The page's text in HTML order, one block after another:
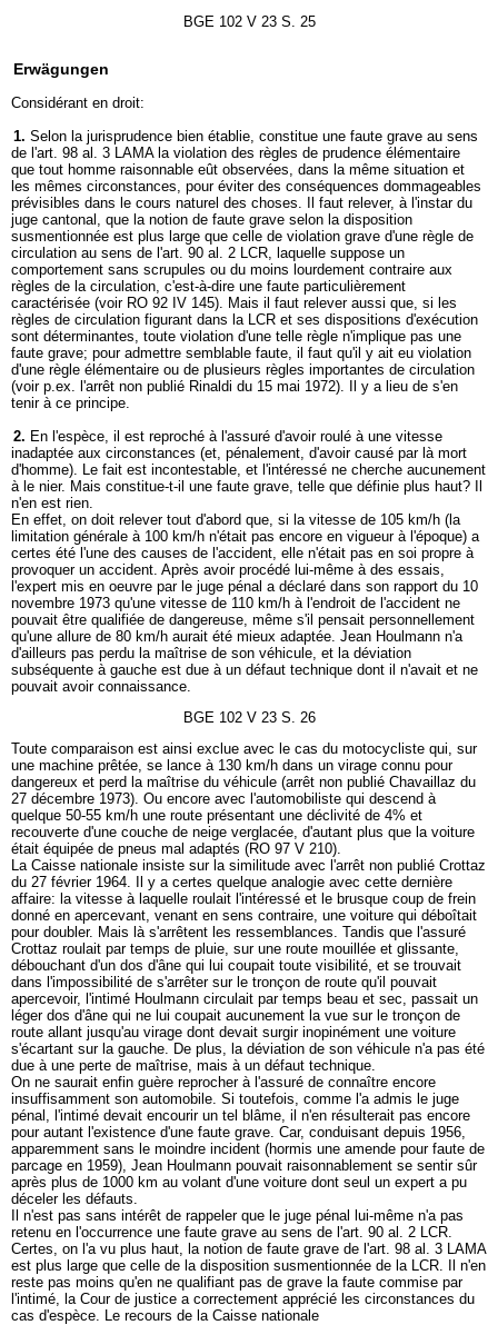
BGE 102 V 23 S. 25
Erwägungen
Considérant en droit:
1. Selon la jurisprudence bien établie, constitue une faute grave au sens
de l'art. 98 al. 3 LAMA la violation des règles de prudence élémentaire
que tout homme raisonnable eût observées, dans la même situation et
les mêmes circonstances, pour éviter des conséquences dommageables
prévisibles dans le cours naturel des choses. Il faut relever, à l'instar du
juge cantonal, que la notion de faute grave selon la disposition
susmentionnée est plus large que celle de violation grave d'une règle de
circulation au sens de l'art. 90 al. 2 LCR, laquelle suppose un
comportement sans scrupules ou du moins lourdement contraire aux
règles de la circulation, c'est-à-dire une faute particulièrement
caractérisée (voir RO 92 IV 145). Mais il faut relever aussi que, si les
règles de circulation figurant dans la LCR et ses dispositions d'exécution
sont déterminantes, toute violation d'une telle règle n'implique pas une
faute grave; pour admettre semblable faute, il faut qu'il y ait eu violation
d'une règle élémentaire ou de plusieurs règles importantes de circulation
(voir p.ex. l'arrêt non publié Rinaldi du 15 mai 1972). Il y a lieu de s'en
tenir à ce principe.
2. En l'espèce, il est reproché à l'assuré d'avoir roulé à une vitesse
inadaptée aux circonstances (et, pénalement, d'avoir causé par là mort
d'homme). Le fait est incontestable, et l'intéressé ne cherche aucunement
à le nier. Mais constitue-t-il une faute grave, telle que définie plus haut? Il
n'en est rien.
En effet, on doit relever tout d'abord que, si la vitesse de 105 km/h (la
limitation générale à 100 km/h n'était pas encore en vigueur à l'époque) a
certes été l'une des causes de l'accident, elle n'était pas en soi propre à
provoquer un accident. Après avoir procédé lui-même à des essais,
l'expert mis en oeuvre par le juge pénal a déclaré dans son rapport du 10
novembre 1973 qu'une vitesse de 110 km/h à l'endroit de l'accident ne
pouvait être qualifiée de dangereuse, même s'il pensait personnellement
qu'une allure de 80 km/h aurait été mieux adaptée. Jean Houlmann n'a
d'ailleurs pas perdu la maîtrise de son véhicule, et la déviation
subséquente à gauche est due à un défaut technique dont il n'avait et ne
pouvait avoir connaissance.
BGE 102 V 23 S. 26
Toute comparaison est ainsi exclue avec le cas du motocycliste qui, sur
une machine prêtée, se lance à 130 km/h dans un virage connu pour
dangereux et perd la maîtrise du véhicule (arrêt non publié Chavaillaz du
27 décembre 1973). Ou encore avec l'automobiliste qui descend à
quelque 50-55 km/h une route présentant une déclivité de 4% et
recouverte d'une couche de neige verglacée, d'autant plus que la voiture
était équipée de pneus mal adaptés (RO 97 V 210).
La Caisse nationale insiste sur la similitude avec l'arrêt non publié Crottaz
du 27 février 1964. Il y a certes quelque analogie avec cette dernière
affaire: la vitesse à laquelle roulait l'intéressé et le brusque coup de frein
donné en apercevant, venant en sens contraire, une voiture qui déboîtait
pour doubler. Mais là s'arrêtent les ressemblances. Tandis que l'assuré
Crottaz roulait par temps de pluie, sur une route mouillée et glissante,
débouchant d'un dos d'âne qui lui coupait toute visibilité, et se trouvait
dans l'impossibilité de s'arrêter sur le tronçon de route qu'il pouvait
apercevoir, l'intimé Houlmann circulait par temps beau et sec, passait un
léger dos d'âne qui ne lui coupait aucunement la vue sur le tronçon de
route allant jusqu'au virage dont devait surgir inopinément une voiture
s'écartant sur la gauche. De plus, la déviation de son véhicule n'a pas été
due à une perte de maîtrise, mais à un défaut technique.
On ne saurait enfin guère reprocher à l'assuré de connaître encore
insuffisamment son automobile. Si toutefois, comme l'a admis le juge
pénal, l'intimé devait encourir un tel blâme, il n'en résulterait pas encore
pour autant l'existence d'une faute grave. Car, conduisant depuis 1956,
apparemment sans le moindre incident (hormis une amende pour faute de
parcage en 1959), Jean Houlmann pouvait raisonnablement se sentir sûr
après plus de 1000 km au volant d'une voiture dont seul un expert a pu
déceler les défauts.
Il n'est pas sans intérêt de rappeler que le juge pénal lui-même n'a pas
retenu en l'occurrence une faute grave au sens de l'art. 90 al. 2 LCR.
Certes, on l'a vu plus haut, la notion de faute grave de l'art. 98 al. 3 LAMA
est plus large que celle de la disposition susmentionnée de la LCR. Il n'en
reste pas moins qu'en ne qualifiant pas de grave la faute commise par
l'intimé, la Cour de justice a correctement apprécié les circonstances du
cas d'espèce. Le recours de la Caisse nationale